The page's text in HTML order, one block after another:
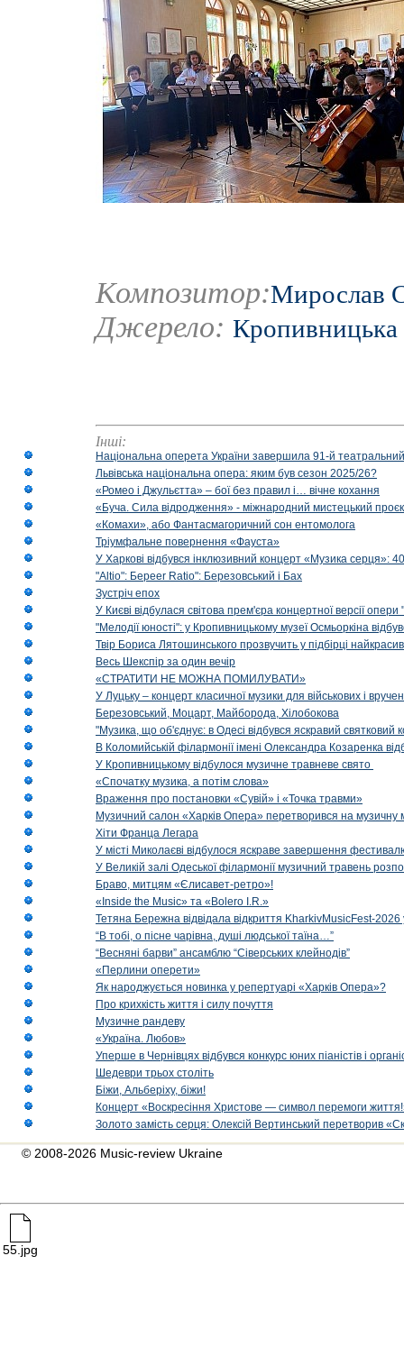
Композитор:Мирослав
Джерело: Кропивницька
Інші:
Національна оперета України завершила 91-й
Львівська національна опера: яким був сезон 2025/26?
«Ромео і Джульєтта» – бої без правил і… вічне кохання
«Буча. Сила відродження» - міжнародний мистецький
«Комахи», або Фантасмагоричний сон ентомолога
Тріумфальне повернення «Фауста»
У Харкові відбувся інклюзивний концерт «Музика серця»:
"Altio": Береer Ratio": Березовський і Бах
Зустріч епох
У Києві відбулася світова прем'єра концертної версії
"Мелодії юності": у Кропивницькому музеї Осмьоркіна
Твір Бориса Лятошинського прозвучить у підбірці
Весь Шекспір за один вечір
«СТРАТИТИ НЕ МОЖНА ПОМИЛУВАТИ»
У Луцьку – концерт класичної музики для військових і
Березовський, Моцарт, Майборода, Хілобокова
"Музика, що об'єднує: в Одесі відбувся яскравий
В Коломийській філармонії імені Олександра Козаренка
У Кропивницькому відбулося музичне травневе свято
«Спочатку музика, а потім слова»
Враження про постановки «Сувій» і «Точка травми»
Музичний салон «Харків Опера» перетворився на музичну
Хіти Франца Легара
У місті Миколаєві відбулося яскраве завершення
У Великій залі Одеської філармонії музичний травень
Браво, митцям «Єлисавет-ретро»!
«Inside the Music» та «Bolero I.R.»
Тетяна Бережна відвідала відкриття KharkivMusicFest-2026
“В тобі, о пісне чарівна, душі людської таїна…”
“Весняні барви” ансамблю “Сіверських клейнодів”
«Перлини оперети»
Як народжується новинка у репертуарі «Харків Опера»?
Про крихкість життя і силу почуття
Музичне рандеву
«Україна. Любов»
Уперше в Чернівцях відбувся конкурс юних піаністів і
Шедеври трьох століть
Біжи, Альберіху, біжи!
Концерт «Воскресіння Христове — символ перемоги
Золото замість серця: Олексій Вертинський перетворив
© 2008-2026 Music-review Ukraine
55.jpg